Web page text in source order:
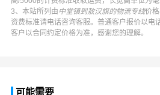
3、本站所列由 中堂镇到敖汉旗的物流专线价
资费标准请电话咨询客服。普通客户报价以电
客户以合同约定价格为准，感谢您的理解。
可能需要